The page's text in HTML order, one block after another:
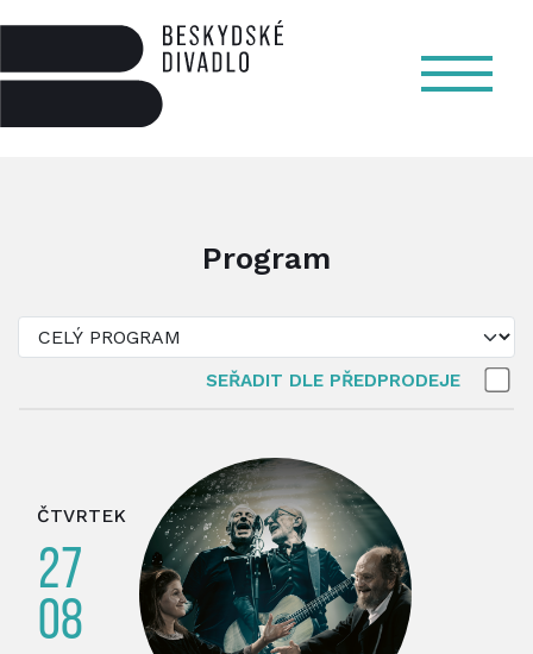
Program
SEŘADIT DLE PŘEDPRODEJE
ČTVRTEK
27
08